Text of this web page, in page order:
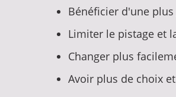
Bénéficier d'une
Limiter le pistage et
Changer plus
Avoir plus de choix